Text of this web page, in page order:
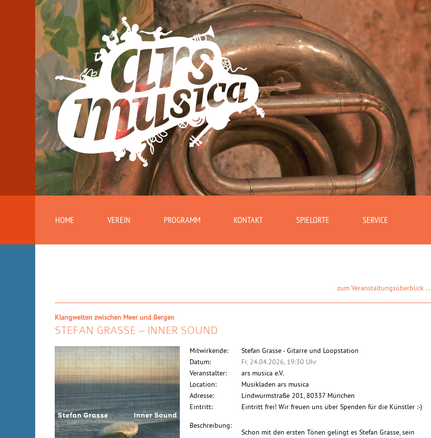
HOME VEREIN PROGRAMM KONTAKT SPIELORTE SERVICE
zum Veranstaltungsüberblick …
Klangwelten zwischen Meer und Bergen
STEFAN GRASSE – INNER SOUND
Mitwirkende:
Stefan Grasse - Gitarre und Loopstation
Datum:
Fr, 24.04.2026, 19:30 Uhr
Veranstalter:
ars musica e.V.
Location:
Musikladen ars musica
Adresse:
Lindwurmstraße 201, 80337 München
Eintritt:
Eintritt frei! Wir freuen uns über Spenden für die Künstler :-)
Beschreibung:
Schon mit den ersten Tönen gelingt es Stefan Grasse, sein